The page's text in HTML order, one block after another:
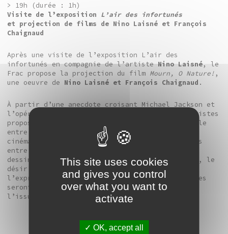
> 19h (durée : 1h)
Visite de l’exposition L’air des infortunés
et projection de films de Nino Laisné et François
Chaignaud
Après une visite de l’exposition L’air des
infortunés en compagnie de l’artisteNino Laisné, le
Frac propose la projection du film Mourn, O Nature!,
une oeuvre de Nino Laisné et François Chaignaud .
À partir d’une anecdote croisant Michael Jackson et
l’opéra Werther de Jules Massenet, les deux artistes
proposent un film dans une esthétique qui oscille
entre opéra et pop, clip et fantasmagorie
cinématographique. Des traits communs inattendus
entre le Roi de la Pop et le jeune Werther se
dessinent : une même fascination pour la nature, le
désir de revisiter des légendes ancestrales et
l’expression d’un désarroi amoureux. Les artistes
seront présents pour échanger avec le public à
l’issue de la projection.
This site uses cookies
and gives you control
over what you want to
activate
OK, accept all